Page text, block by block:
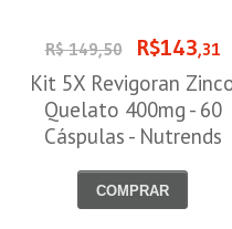
R$ 149,50 R$143,31
Kit 5X Revigoran
Quelato 400mg - 60
Cáspulas - Nutrends
COMPRAR